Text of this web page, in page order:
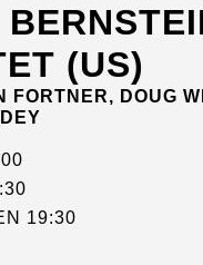
(US)
FORTNER, DOUG
19:30